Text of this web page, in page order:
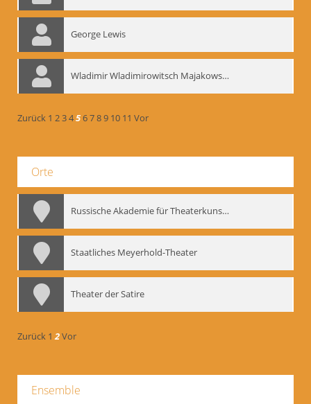
George Lewis
Wladimir Wladimirowitsch Majakowskij
Zurück 1 23456789 10 11 Vor
Orte
Russische Akademie für Theaterkunst – GITIS
Staatliches Meyerhold-Theater
Theater der Satire
Zurück 1 2Vor
Ensemble